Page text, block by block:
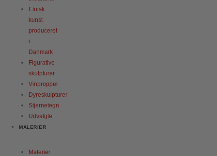
Etnisk
kunst
produceret
i
Danmark
Figurative
skulpturer
Vinpropper
Dyreskulpturer
Stjernetegn
Udvalgte
MALERIER
Malerier